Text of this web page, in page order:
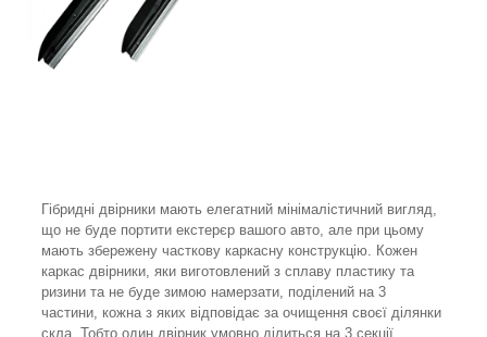
Гібридні двірники мають елегатний мінімалістичний вигляд,
що не буде портити екстерєр вашого авто, але при цьому
мають збережену часткову каркасну конструкцію. Кожен
каркас двірники, яки виготовлений з сплаву пластику та
ризини та не буде зимою намерзати, поділений на 3
частини, кожна з яких відповідає за очищення своєї ділянки
скла. Тобто один двірник умовно ділиться на 3 секції,